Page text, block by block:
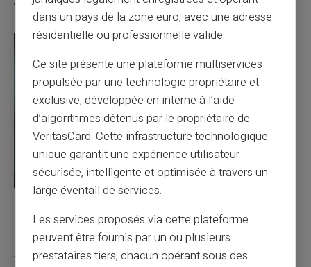
Quelle est la différence entre un RIB et un IBAN
en France ?
Votre employeur vous demande votre RIB pour verser votre
dans un pays de la zone euro, avec une adresse
résidentielle ou professionnelle valide.
Ce site présente une plateforme multiservices
propulsée par une technologie propriétaire et
exclusive, développée en interne à l’aide
d’algorithmes détenus par le propriétaire de
VeritasCard. Cette infrastructure technologique
unique garantit une expérience utilisateur
sécurisée, intelligente et optimisée à travers un
large éventail de services.
Les services proposés via cette plateforme
peuvent être fournis par un ou plusieurs
prestataires tiers, chacun opérant sous des